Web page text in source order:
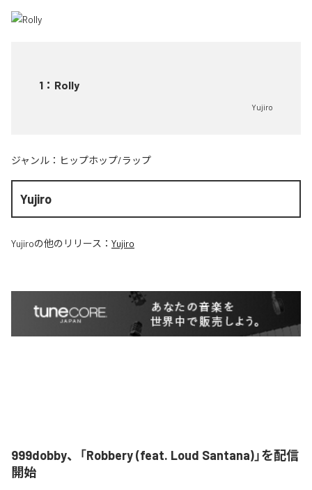
1 ： Rolly
Yujiro
ジャンル： ヒップホップ/ラップ
Yujiro
Yujiroの他のリリース： Yujiro
999dobby、「Robbery (feat. Loud Santana)」を配信
開始